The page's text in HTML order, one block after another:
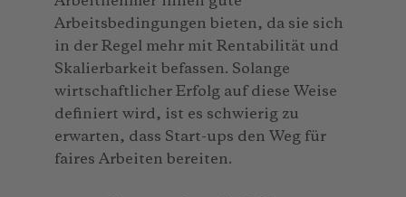
Arbeitsbedingungen bieten, da sie sich
in der Regel mehr mit Rentabilität und
Skalierbarkeit befassen. Solange
wirtschaftlicher Erfolg auf diese Weise
definiert wird, ist es schwierig zu
erwarten, dass Start-ups den Weg für
faires Arbeiten bereiten.